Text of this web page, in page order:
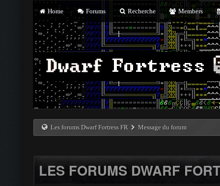
Home Forums Recherche Members
Les forums Dwarf Fortress FR Message du forum
LES FORUMS DWARF